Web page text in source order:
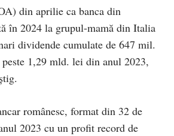
din aprilie ca banca din
în 2024 la grupul-mamă din Italia
dividende cumulate de 647 mil.
1,29 mld. lei din anul 2023,
românesc, format din 32 de
2023 cu un profit record de